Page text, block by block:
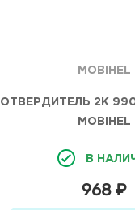
MOBIHEL
ОТВЕРДИТЕЛЬ 2К
MOBIHEL
В
968 ₽